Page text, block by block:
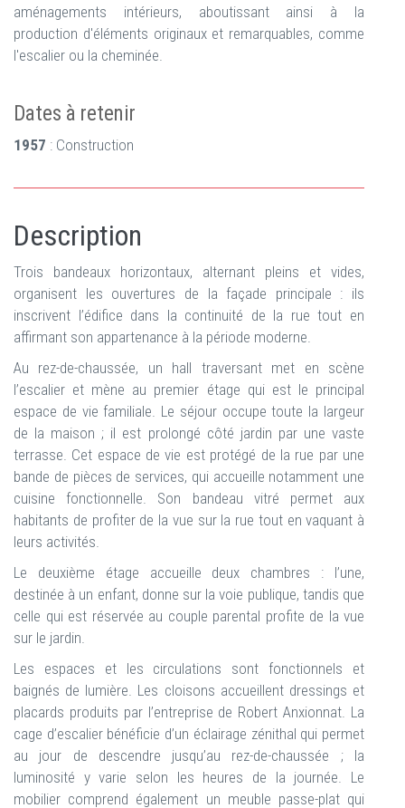
aménagements intérieurs, aboutissant ainsi à la
production d'éléments originaux et remarquables, comme
l'escalier ou la cheminée.
Dates à retenir
1957 : Construction
Description
Trois bandeaux horizontaux, alternant pleins et vides,
organisent les ouvertures de la façade principale : ils
inscrivent l’édifice dans la continuité de la rue tout en
affirmant son appartenance à la période moderne.
Au rez-de-chaussée, un hall traversant met en scène
l’escalier et mène au premier étage qui est le principal
espace de vie familiale. Le séjour occupe toute la largeur
de la maison ; il est prolongé côté jardin par une vaste
terrasse. Cet espace de vie est protégé de la rue par une
bande de pièces de services, qui accueille notamment une
cuisine fonctionnelle. Son bandeau vitré permet aux
habitants de profiter de la vue sur la rue tout en vaquant à
leurs activités.
Le deuxième étage accueille deux chambres : l’une,
destinée à un enfant, donne sur la voie publique, tandis que
celle qui est réservée au couple parental profite de la vue
sur le jardin.
Les espaces et les circulations sont fonctionnels et
baignés de lumière. Les cloisons accueillent dressings et
placards produits par l’entreprise de Robert Anxionnat. La
cage d’escalier bénéficie d’un éclairage zénithal qui permet
au jour de descendre jusqu’au rez-de-chaussée ; la
luminosité y varie selon les heures de la journée. Le
mobilier comprend également un meuble passe-plat qui